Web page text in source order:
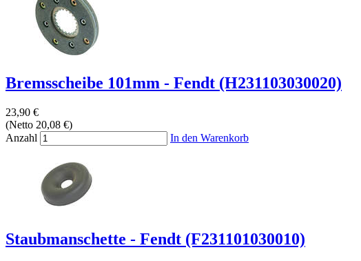
Bremsscheibe 101mm - Fendt (H231103030020)
23,90 €
(Netto 20,08 €)
Anzahl
In den Warenkorb
Staubmanschette - Fendt (F231101030010)